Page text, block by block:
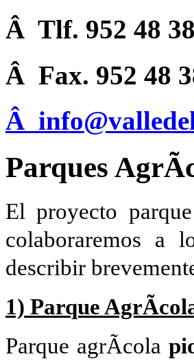
Â Tlf. 952 48
Â Fax. 952 48
Â
Parques
El proyecto
colaboraremos a
describir
1) Parque
Parque agrÃ­cola